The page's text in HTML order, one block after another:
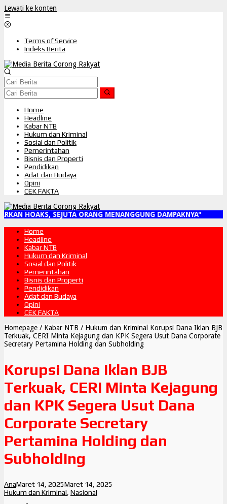
Lewati ke konten
Terms of Service
Indeks Berita
Home
Headline
Kabar NTB
Hukum dan Kriminal
Sosial dan Politik
Pemerintahan
Bisnis dan Properti
Pendidikan
Adat dan Budaya
Opini
CEK FAKTA
HOAKS, SEJUTA ORANG MENANGGUNG DAMPAKNYA"
Home
Headline
Kabar NTB
Hukum dan Kriminal
Sosial dan Politik
Pemerintahan
Bisnis dan Properti
Pendidikan
Adat dan Budaya
Opini
CEK FAKTA
Homepage / Kabar NTB / Hukum dan Kriminal Korupsi Dana Iklan BJB
Terkuak, CERI Minta Kejagung dan KPK Segera Usut Dana Corporate
Secretary Pertamina Holding dan Subholding
Korupsi Dana Iklan BJB
Terkuak, CERI Minta Kejagung
dan KPK Segera Usut Dana
Corporate Secretary
Pertamina Holding dan
Subholding
AnaMaret 14, 2025Maret 14, 2025
Hukum dan Kriminal Nasional